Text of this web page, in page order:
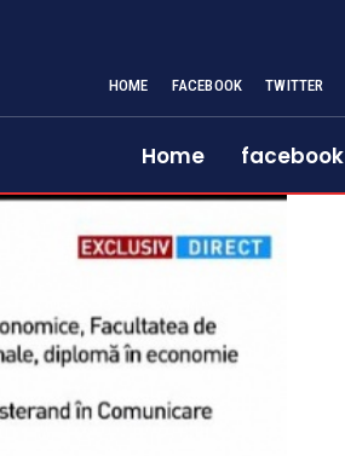
HOME FACEBOOK TWITTER
Home facebook